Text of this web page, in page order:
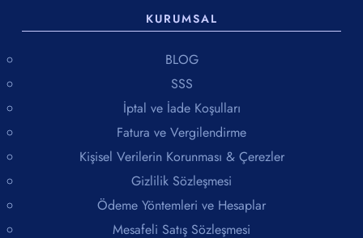
KURUMSAL
BLOG
SSS
İptal ve İade Koşulları
Fatura ve Vergilendirme
Kişisel Verilerin Korunması & Çerezler
Gizlilik Sözleşmesi
Ödeme Yöntemleri ve Hesaplar
Mesafeli Satış Sözleşmesi